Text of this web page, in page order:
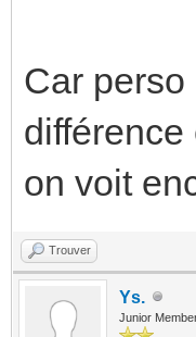
Car
on voit
Trouver
Ys.
Junior